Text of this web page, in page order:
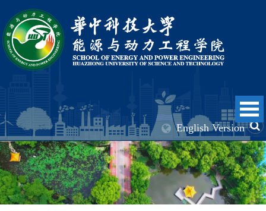
English Version